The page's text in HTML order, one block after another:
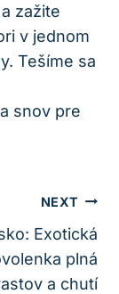
zažite
v jednom
Tešíme sa
NEXT
Exotická
plná
a chutí